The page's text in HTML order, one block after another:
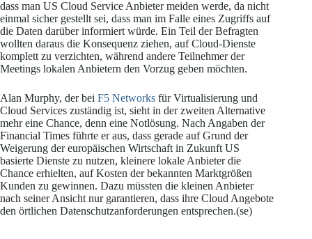
dass man US Cloud Service Anbieter meiden werde, da nicht
einmal sicher gestellt sei, dass man im Falle eines Zugriffs auf
die Daten darüber informiert würde. Ein Teil der Befragten
wollten daraus die Konsequenz ziehen, auf Cloud-Dienste
komplett zu verzichten, während andere Teilnehmer der
Meetings lokalen Anbietern den Vorzug geben möchten.
Alan Murphy, der bei F5 Networks für Virtualisierung und
Cloud Services zuständig ist, sieht in der zweiten Alternative
mehr eine Chance, denn eine Notlösung. Nach Angaben der
Financial Times führte er aus, dass gerade auf Grund der
Weigerung der europäischen Wirtschaft in Zukunft US
basierte Dienste zu nutzen, kleinere lokale Anbieter die
Chance erhielten, auf Kosten der bekannten Marktgrößen
Kunden zu gewinnen. Dazu müssten die kleinen Anbieter
nach seiner Ansicht nur garantieren, dass ihre Cloud Angebote
den örtlichen Datenschutzanforderungen entsprechen.(se)